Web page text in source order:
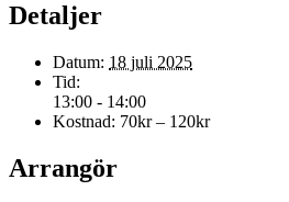
Detaljer
Datum: 18 juli 2025
Tid:
13:00 - 14:00
Kostnad: 70kr – 120kr
Arrangör